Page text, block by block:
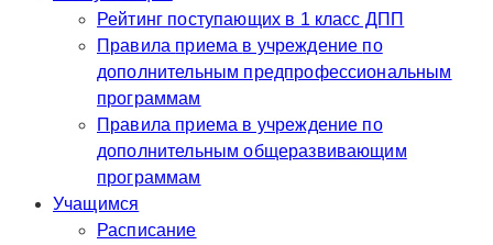
Рейтинг поступающих в 1 класс ДПП
Правила приема в учреждение по
дополнительным предпрофессиональным
программам
Правила приема в учреждение по
дополнительным общеразвивающим
программам
Учащимся
Расписание